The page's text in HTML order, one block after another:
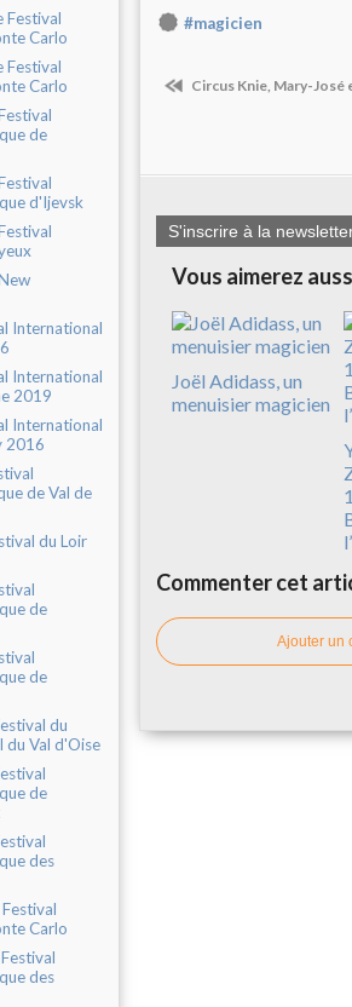
Festival
Carlo
Festival
Carlo
de
d'Ijevsk
International
International
2019
International
2016
de Val de
du Loir
de
de
du
du Val d'Oise
de
des
Carlo
des
#magicien
Circus Knie, Mary-José
S'inscrire à la
Vous aimerez
Joël Adidass, un
menuisier magicien
Commenter cet
Ajouter un